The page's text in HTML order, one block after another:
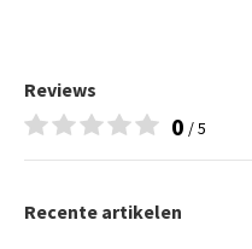
Reviews
0 / 5
Recente artikelen